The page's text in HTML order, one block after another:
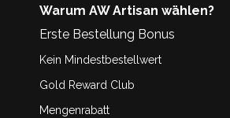
Warum AW Artisan wählen?
Erste Bestellung Bonus
Kein Mindestbestellwert
Gold Reward Club
Mengenrabatt